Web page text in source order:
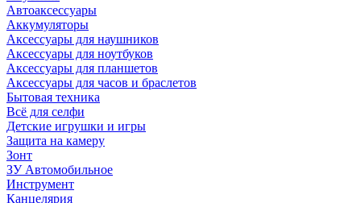
Автоаксессуары
Аккумуляторы
Аксессуары для наушников
Аксессуары для ноутбуков
Аксессуары для планшетов
Аксессуары для часов и браслетов
Бытовая техника
Всё для селфи
Детские игрушки и игры
Защита на камеру
Зонт
ЗУ Автомобильное
Инструмент
Канцелярия